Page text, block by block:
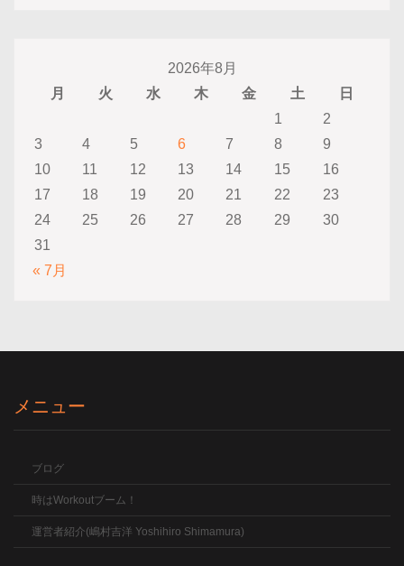
2026年8月
月
火 水 木 金 土
日
1
2
3
4 5 6 7 8
9
10
11 12 13 14 15
16
17
18 19 20 21 22
23
24
25 26 27 28 29
30
31
« 7月
メニュー
ブログ
時はWorkoutブーム！
運営者紹介(嶋村吉洋 Yoshihiro Shimamura)